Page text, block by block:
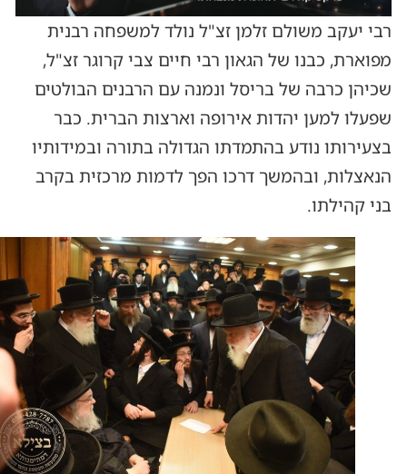
רבי יעקב משולם זלמן זצ"ל נולד למשפחה רבנית
מפוארת, כבנו של הגאון רבי חיים צבי קרוגר זצ"ל,
שכיהן כרבה של בריסל ונמנה עם הרבנים הבולטים
שפעלו למען יהדות אירופה וארצות הברית. כבר
בצעירותו נודע בהתמדתו הגדולה בתורה ובמידותיו
הנאצלות, ובהמשך דרכו הפך לדמות מרכזית בקרב
בני קהילתו.